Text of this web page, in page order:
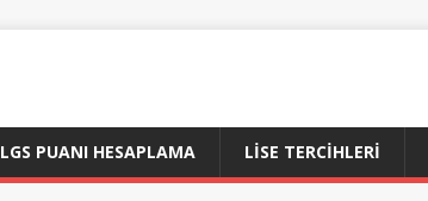
LGS PUANI HESAPLAMA LİSE TERCİHLERİ